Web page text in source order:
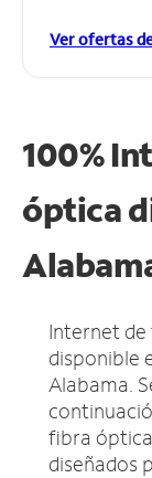
Ver ofertas
100%
óptica
Internet
disponible
Alabama.
fibra
diseñados